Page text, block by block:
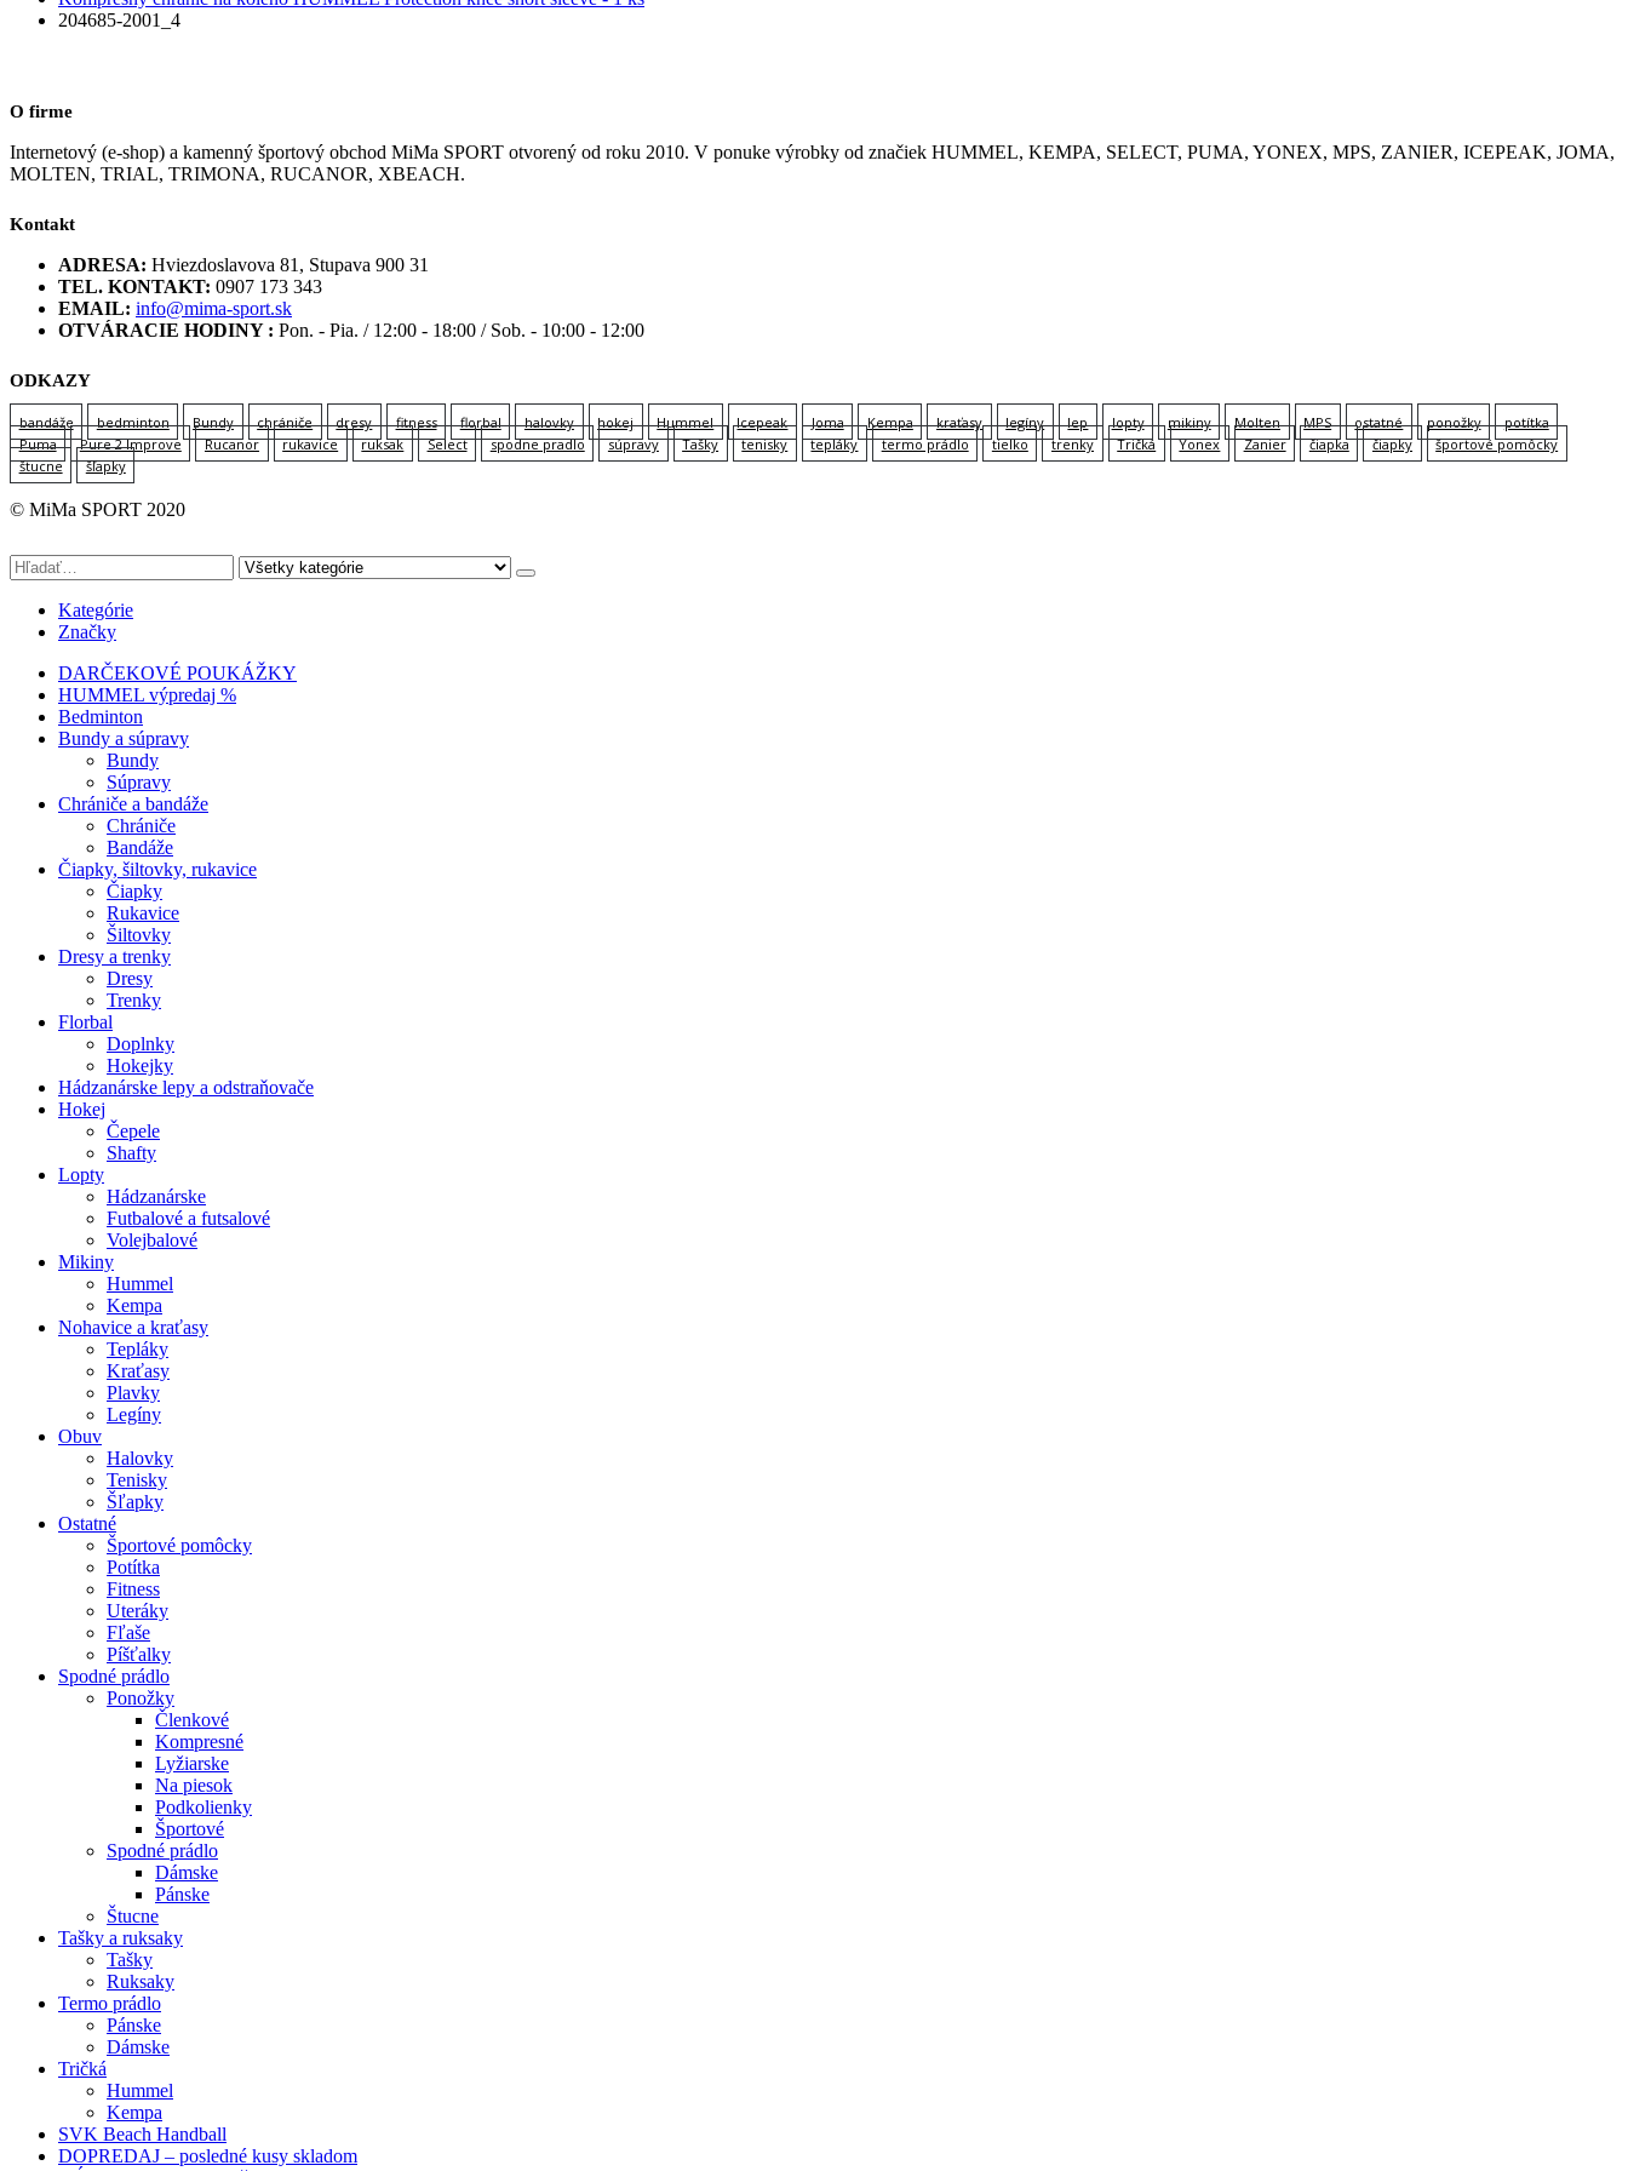
204685-2001_4
O firme
Internetový (e-shop) a kamenný športový obchod MiMa SPORT otvorený od roku 2010. V ponuke výrobky od značiek HUMMEL, KEMPA, SELECT, PUMA, YONEX, MPS, ZANIER, ICEPEAK, JOMA,
MOLTEN, TRIAL, TRIMONA, RUCANOR, XBEACH.
Kontakt
ADRESA: Hviezdoslavova 81, Stupava 900 31
TEL. KONTAKT: 0907 173 343
EMAIL: info@mima-sport.sk
OTVÁRACIE HODINY : Pon. - Pia. / 12:00 - 18:00 / Sob. - 10:00 - 12:00
ODKAZY
bandáže bedminton Bundy chrániče dresy fitness florbal halovky hokej Hummel Icepeak Joma Kempa kraťasy legíny lep lopty mikiny Molten MPS ostatné ponožky
potítka
Puma
Pure 2 Improve Rucanor rukavice ruksak Select spodne pradlo súpravy Tašky tenisky tepláky termo prádlo tielko trenky Tričká Yonex Zanier čiapka čiapky
športové pomôcky
štucne
šľapky
© MiMa SPORT 2020
Kategórie
Značky
DARČEKOVÉ POUKÁŽKY
HUMMEL výpredaj %
Bedminton
Bundy a súpravy
Bundy
Súpravy
Chrániče a bandáže
Chrániče
Bandáže
Čiapky, šiltovky, rukavice
Čiapky
Rukavice
Šiltovky
Dresy a trenky
Dresy
Trenky
Florbal
Doplnky
Hokejky
Hádzanárske lepy a odstraňovače
Hokej
Čepele
Shafty
Lopty
Hádzanárske
Futbalové a futsalové
Volejbalové
Mikiny
Hummel
Kempa
Nohavice a kraťasy
Tepláky
Kraťasy
Plavky
Legíny
Obuv
Halovky
Tenisky
Šľapky
Ostatné
Športové pomôcky
Potítka
Fitness
Uteráky
Fľaše
Píšťalky
Spodné prádlo
Ponožky
Členkové
Kompresné
Lyžiarske
Na piesok
Podkolienky
Športové
Spodné prádlo
Dámske
Pánske
Štucne
Tašky a ruksaky
Tašky
Ruksaky
Termo prádlo
Pánske
Dámske
Tričká
Hummel
Kempa
SVK Beach Handball
DOPREDAJ – posledné kusy skladom